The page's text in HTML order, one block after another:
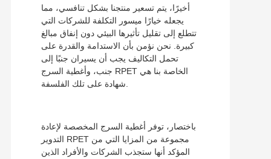
أخيرًا، يتم تسعير منتجنا بشكل تنافسي، مما
يجعله خيارًا ميسور التكلفة للشركات التي
تتطلع إلى تقليل تأثيرها البيئي دون إنفاق مبالغ
كبيرة. نحن نؤمن بأن الاستدامة والقدرة على
تحمل التكاليف يجب أن يسيران جنبًا إلى
جنب، وأغطية السرج RPET الخاصة بنا هي
باختصار، توفر أغطية السرج المخصصة لإعادة
التدوير RPET مجموعة من المزايا التي من
المؤكد أنها ستجذب الشركات والأفراد الذين